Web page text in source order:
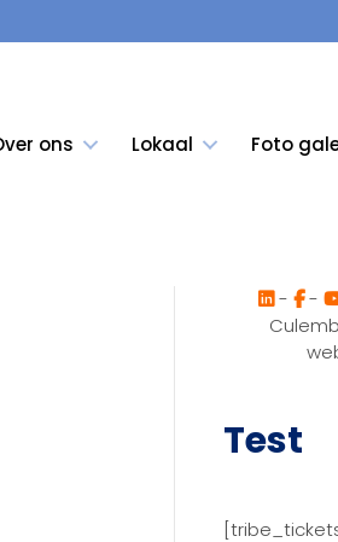
ons Lokaal Foto
- -
Test